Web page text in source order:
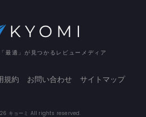
最適」が見つかるレビューメディア
規約 お問い合わせ サイトマップ
キョーミ All rights reserved.